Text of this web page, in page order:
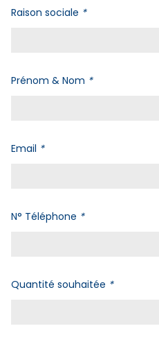
Raison sociale *
Prénom & Nom *
Email *
N° Téléphone *
Quantité souhaitée *